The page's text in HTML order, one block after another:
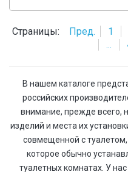
Страницы: Пред. 1
...
В нашем каталоге
российских
внимание, прежде всего,
изделий и места их
совмещенной с
которое обычно
туалетных комнатах. У